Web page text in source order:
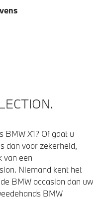
BMW X1? Of gaat u
dan voor zekerheid,
van een
Niemand kent het
BMW occasion dan uw
BMW